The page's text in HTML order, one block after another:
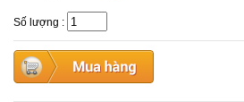
Số lượng :